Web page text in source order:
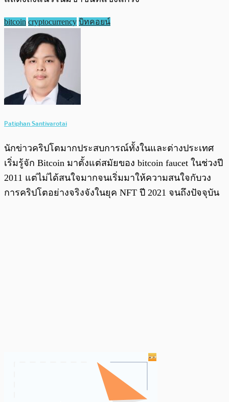
bitcoin cryptocurrency บิทคอยน์
Patiphan Santivarotai
นักข่าวคริปโตมากประสบการณ์ทั้งในและต่างประเทศ
เริ่มรู้จัก Bitcoin มาตั้งแต่สมัยของ bitcoin faucet ในช่วงปี
2011 แต่ไม่ได้สนใจมากจนเริ่มมาให้ความสนใจกับวง
การคริปโตอย่างจริงจังในยุค NFT ปี 2021 จนถึงปัจจุบัน